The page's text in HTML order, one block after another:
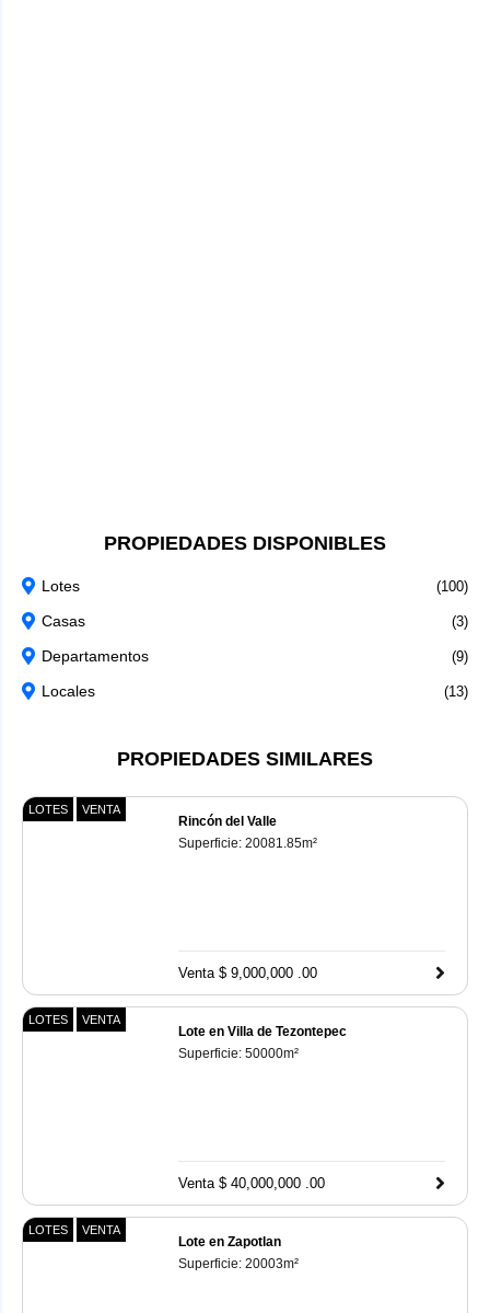
PROPIEDADES DISPONIBLES
Lotes (100)
Casas (3)
Departamentos (9)
Locales (13)
PROPIEDADES SIMILARES
LOTES VENTA
Rincón del Valle
Superficie: 20081.85m²
Venta $ 9,000,000 .00
LOTES VENTA
Lote en Villa de Tezontepec
Superficie: 50000m²
Venta $ 40,000,000 .00
LOTES VENTA
Lote en Zapotlan
Superficie: 20003m²